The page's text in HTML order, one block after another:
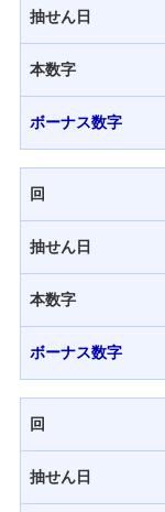
抽せん日
本数字
ボーナス数字
回
抽せん日
本数字
ボーナス数字
回
抽せん日